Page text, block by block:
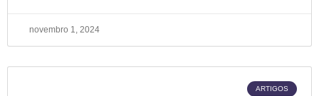
novembro 1, 2024
ARTIGOS